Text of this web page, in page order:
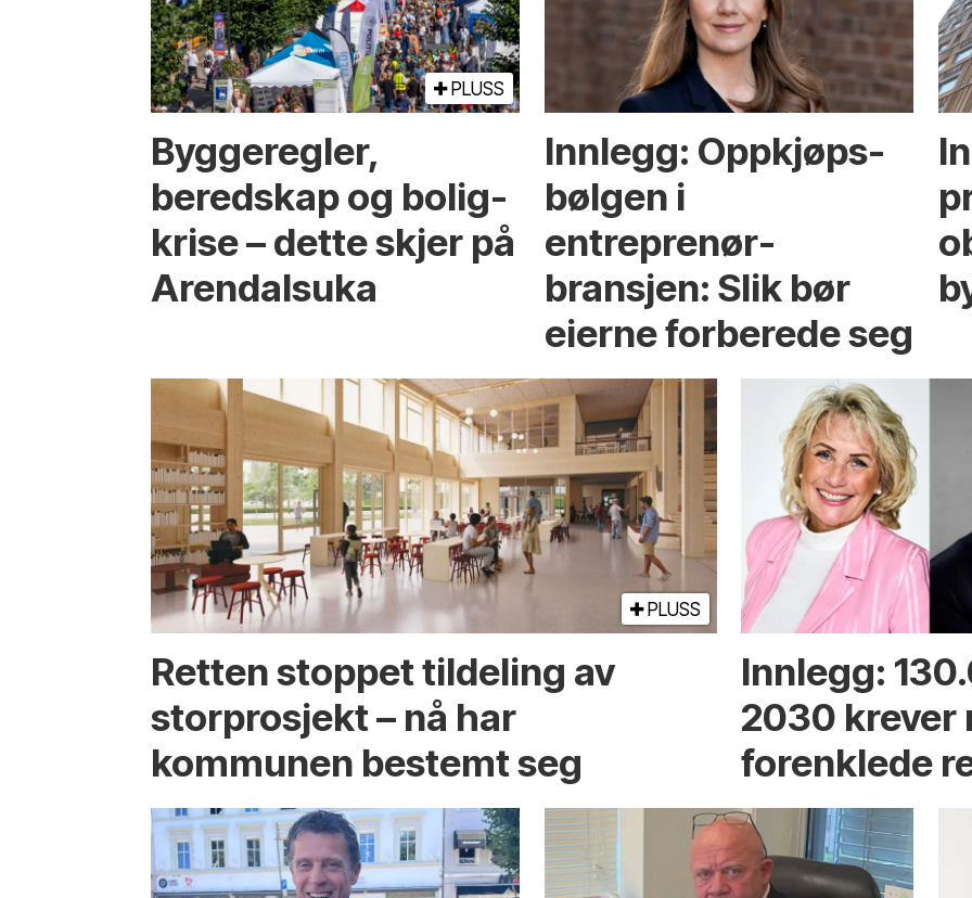
PLUSS
Bygge­regler,
beredskap og bolig­
krise – dette skjer på
Arendals­uka
Innlegg: Oppkjøps­
bølgen i
entreprenør­
bransjen: Slik bør
eierne forberede seg
PLUSS
Retten stoppet tildeling av
storprosjekt – nå har
kommunen bestemt seg
Innlegg:
2030 krever
forenklede